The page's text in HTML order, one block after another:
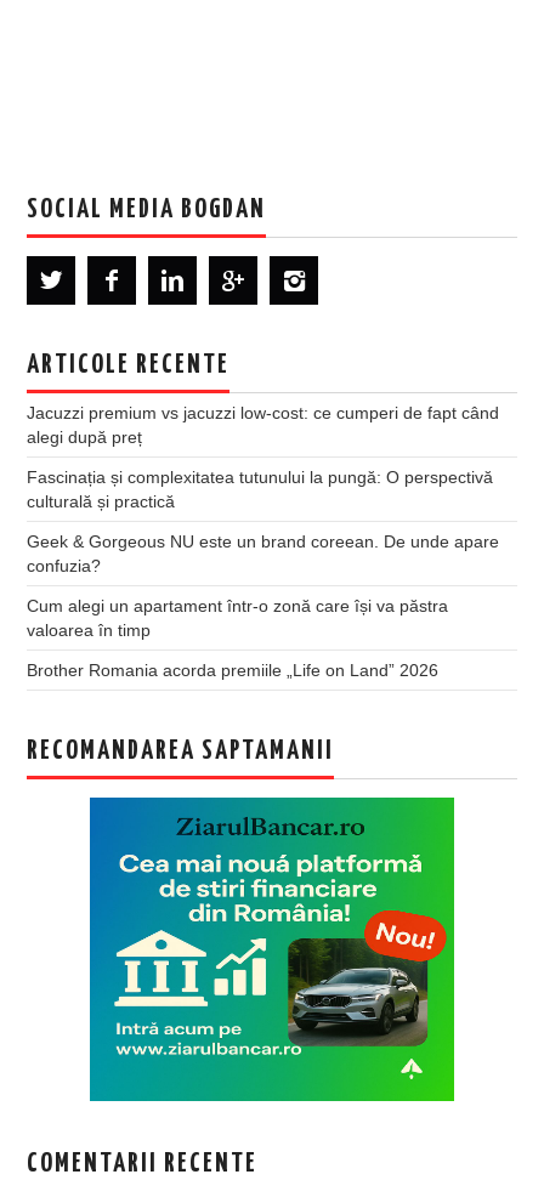
SOCIAL MEDIA BOGDAN
ARTICOLE RECENTE
Jacuzzi premium vs jacuzzi low-cost: ce cumperi de fapt când
alegi după preț
Fascinația și complexitatea tutunului la pungă: O perspectivă
culturală și practică
Geek & Gorgeous NU este un brand coreean. De unde apare
confuzia?
Cum alegi un apartament într-o zonă care își va păstra
valoarea în timp
Brother Romania acorda premiile „Life on Land” 2026
RECOMANDAREA SAPTAMANII
COMENTARII RECENTE